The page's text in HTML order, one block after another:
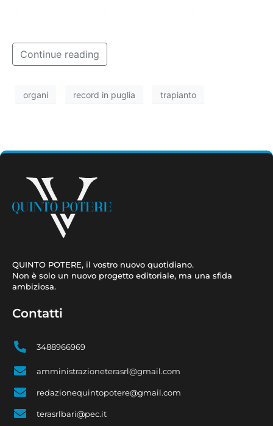
Continue reading
organi record in puglia trapianto
QUINTO POTERE, il vostro nuovo quotidiano.
Non è solo un nuovo progetto editoriale, ma una sfida
ambiziosa.
Contatti
3488966969
amministrazioneterasrl@gmail.com
redazionequintopotere@gmail.com
terasrlbari@pec.it